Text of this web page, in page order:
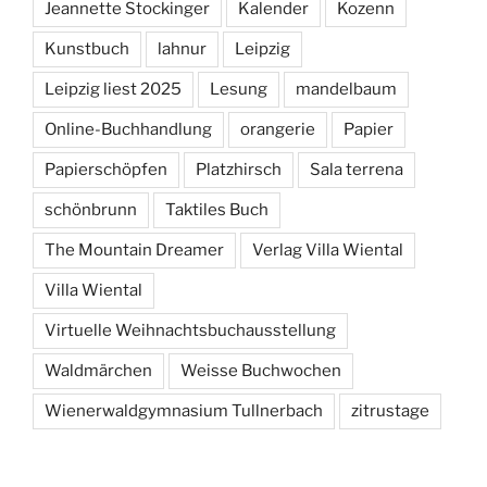
Jeannette Stockinger Kalender Kozenn
Kunstbuch lahnur Leipzig
Leipzig liest 2025 Lesung mandelbaum
Online-Buchhandlung orangerie Papier
Papierschöpfen Platzhirsch Sala terrena
schönbrunn Taktiles Buch
The Mountain Dreamer Verlag Villa Wiental
Villa Wiental
Virtuelle Weihnachtsbuchausstellung
Waldmärchen Weisse Buchwochen
Wienerwaldgymnasium Tullnerbach zitrustage